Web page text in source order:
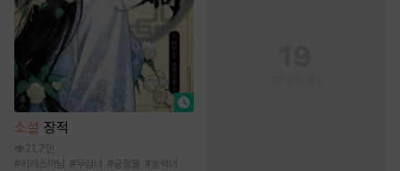
소설 장적
21.7만
#카리스마남 #무심녀 #궁정물 #능력녀